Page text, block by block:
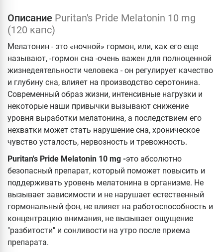
Описание Puritan's Pride Melatonin 10 mg
(120 капс)
Мелатонин - это «ночной» гормон, или, как его еще
называют, -гормон сна -очень важен для полноценной
жизнедеятельности человека - он регулирует качество
и глубину сна, влияет на производство серотонина.
Современный образ жизни, интенсивные нагрузки и
некоторые наши привычки вызывают снижение
уровня выработки мелатонина, а последствием его
нехватки может стать нарушение сна, хроническое
чувство усталость, нервозность и тревожность.
Puritan's Pride Melatonin 10 mg -это абсолютно
безопасный препарат, который поможет повысить и
поддерживать уровень мелатонина в организме. Не
вызывает зависимости и не нарушает естественный
гормональный фон, не влияет на работоспособность и
концентрацию внимания, не вызывает ощущение
"разбитости" и сонливости на утро после приема
препарата.